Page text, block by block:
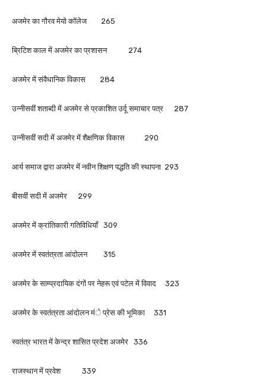
अजमेर का गौरव मेयो कॉलेज 265
ब्रिटिश काल में अजमेर का प्रशासन 274
अजमेर में संवैधानिक विकास 284
उन्नीसवीं शताब्दी में अजमेर से प्रकाशित उर्दू समाचार पत्र 287
उन्नीसवीं सदी में अजमेर में शैक्षणिक विकास 290
आर्य समाज द्वारा अजमेर में नवीन शिक्षण पद्धति की स्थापना 293
बीसवीं सदी में अजमेर 299
अजमेर में क्रांतिकारी गतिविधियाँ 309
अजमेर में स्वतंत्रता आंदोलन 315
अजमेर के साम्प्रदायिक दंगों पर नेहरू एवं पटेल में विवाद 323
अजमेर के स्वतंत्रता आंदोलन मंे प्रेस की भूमिका 331
स्वतंत्र भारत में केन्द्र शासित प्रदेश अजमेर 336
राजस्थान में प्रवेश 339